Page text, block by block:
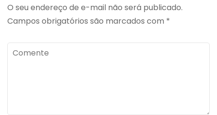
O seu endereço de e-mail não será publicado.
Campos obrigatórios são marcados com *
Comente